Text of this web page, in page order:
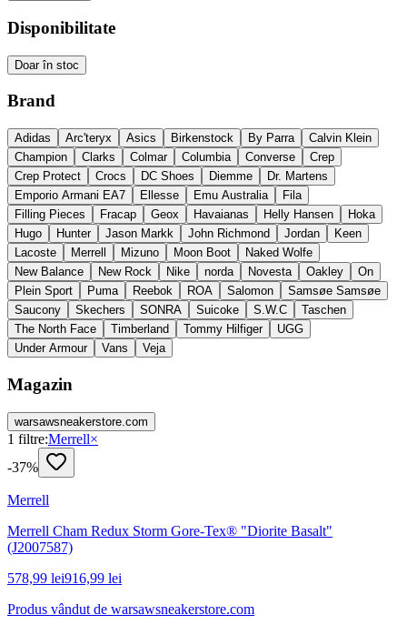
Disponibilitate
Doar în stoc
Brand
Adidas Arc'teryx Asics Birkenstock By Parra
Calvin Klein
Champion
Clarks Colmar Columbia Converse
Crep
Crep Protect
Crocs DC Shoes Diemme
Dr. Martens
Emporio Armani EA7
Ellesse Emu Australia
Fila
Filling Pieces
Fracap Geox Havaianas Helly Hansen
Hoka
Hugo
Hunter Jason Markk John Richmond Jordan
Keen
Lacoste
Merrell Mizuno Moon Boot
Naked Wolfe
New Balance
New Rock Nike norda Novesta Oakley
On
Plein Sport
Puma Reebok ROA Salomon
Samsøe Samsøe
Saucony
Skechers SONRA Suicoke S.W.C
Taschen
The North Face
Timberland Tommy Hilfiger
UGG
Under Armour
Vans Veja
Magazin
warsawsneakerstore.com
1 filtre:Merrell×
-37%
Merrell
Merrell Cham Redux Storm Gore-Tex® "Diorite Basalt"
(J2007587)
578,99 lei916,99 lei
Produs vândut de warsawsneakerstore.com